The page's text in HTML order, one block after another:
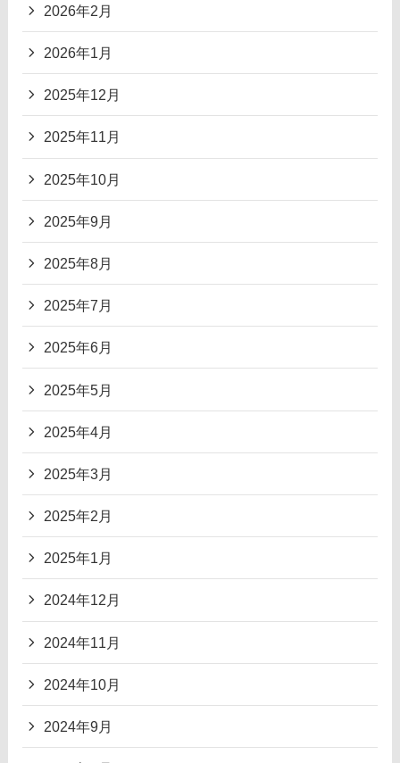
2026年2月
2026年1月
2025年12月
2025年11月
2025年10月
2025年9月
2025年8月
2025年7月
2025年6月
2025年5月
2025年4月
2025年3月
2025年2月
2025年1月
2024年12月
2024年11月
2024年10月
2024年9月